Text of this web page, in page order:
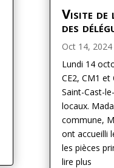
Visite de
des
Oct 14, 2024
Lundi 14
CE2, CM1
Saint-Cast-
locaux.
commune,
ont accueilli
les pièces
lire plus